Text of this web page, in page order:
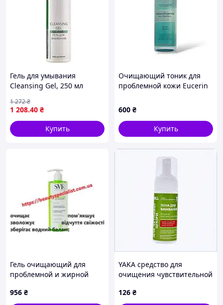
Гель для умывания
Cleansing Gel, 250 мл
1 208.40 ₴
1 272₴
Купить
Очищающий тоник для
проблемной кожи Eucerin
мл
600 ₴
Купить
Гель очищающий для
проблемной и жирной
Sebiaclear Gel Moussant
956 ₴
YAKA средство для
очищения чувствительной
126 ₴